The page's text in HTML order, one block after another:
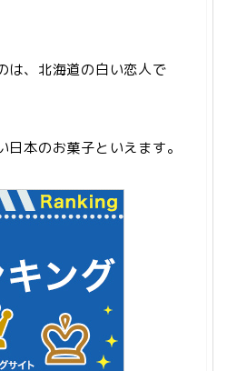
は、北海道の白い恋人で
本のお菓子といえます。